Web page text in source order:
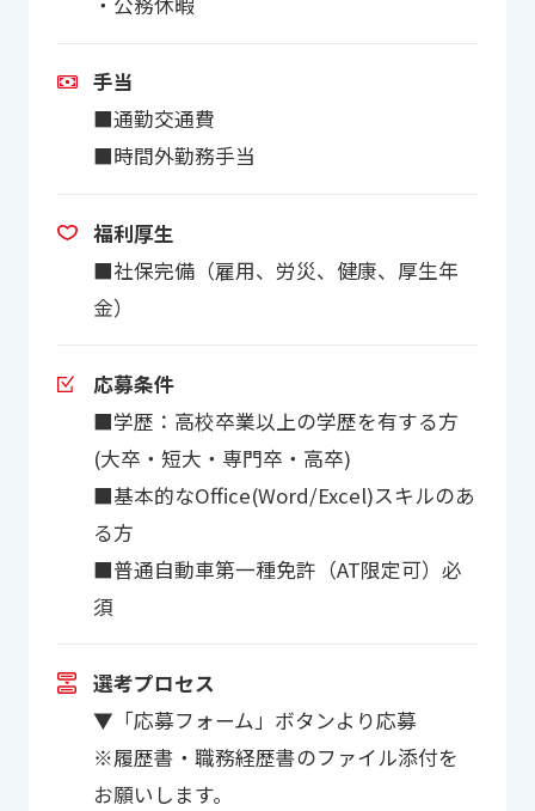
手当
■通勤交通費
■時間外勤務手当
福利厚生
■社保完備（雇用、労災、健康、厚生年
金）
応募条件
■学歴：高校卒業以上の学歴を有する方
(大卒・短大・専門卒・高卒)
■基本的なOffice(Word/Excel)スキルのあ
る方
■普通自動車第一種免許（AT限定可）必
須
選考プロセス
▼「応募フォーム」ボタンより応募
※履歴書・職務経歴書のファイル添付を
お願いします。